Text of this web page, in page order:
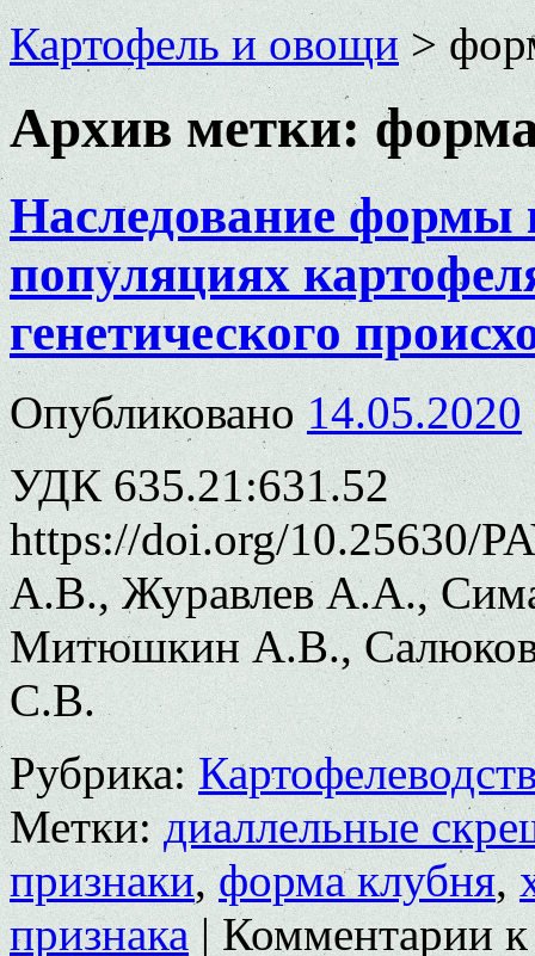
Картофель и овощи>
Архив метки:
Наследование формы
популяциях
генетического
Опубликовано 14.05.2020
УДК 635.21:631.52
https://doi.org/10.25630/
А.В., Журавлев А.А.,
Митюшкин А.В.,
С.В.
Рубрика:
Метки: диаллельные
признаки,форма клубня,
признака | Комментариик